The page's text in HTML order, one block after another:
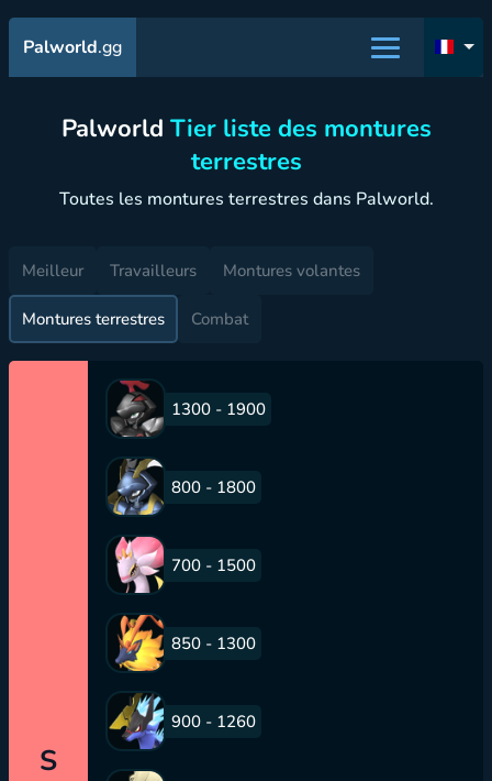
Palworld.gg
Palworld Tier liste des montures
terrestres
Toutes les montures terrestres dans Palworld.
Meilleur Travailleurs Montures volantes
Montures terrestres Combat
S
1300 - 1900
800 - 1800
700 - 1500
850 - 1300
900 - 1260